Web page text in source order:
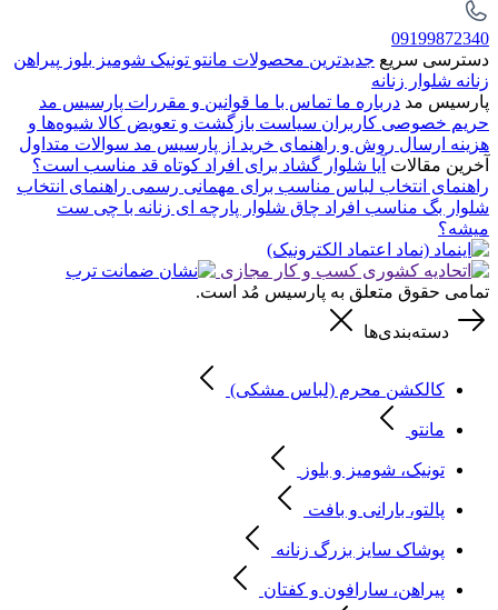
09199872340
دسترسی سریع جدیدترین محصولات مانتو تونیک شومیز بلوز پیراهن
زنانه شلوار زنانه
پارسیس مد درباره ما تماس با ما قوانین و مقررات پارسیس مد
حریم خصوصی کاربران سیاست بازگشت و تعویض کالا شیوه‌ها و
هزینه ارسال روش و راهنمای خرید از پارسیس مد سوالات متداول
آخرین مقالات آیا شلوار گشاد برای افراد کوتاه قد مناسب است؟
راهنمای انتخاب لباس مناسب برای مهمانی رسمی راهنمای انتخاب
شلوار بگ مناسب افراد چاق شلوار پارچه ای زنانه با چی ست
میشه؟
تمامی حقوق متعلق به پارسیس مُد است.
دسته‌بندی‌ها
کالکشن محرم (لباس مشکی)
مانتو
تونیک، شومیز و بلوز
پالتو، بارانی و بافت
پوشاک سایز بزرگ زنانه
پیراهن، سارافون و کفتان